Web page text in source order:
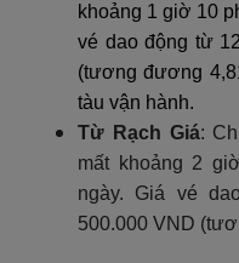
khoảng 1 giờ 10
vé dao động từ
(tương đương
tàu vận hành.
Từ Rạch Giá:
mất khoảng 2
ngày. Giá vé
500.000 VND